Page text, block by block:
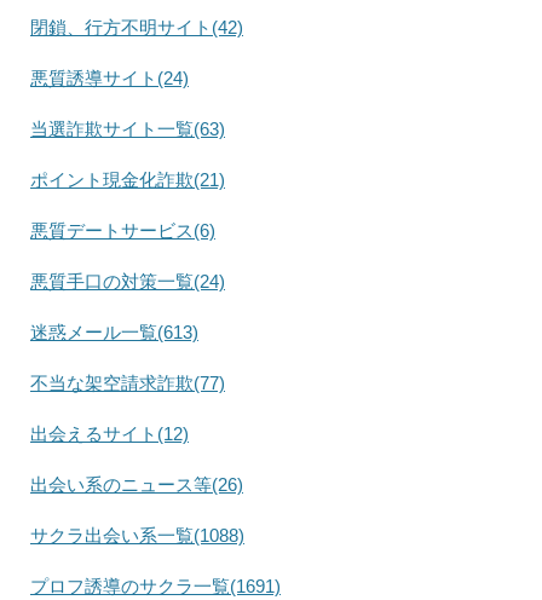
閉鎖、行方不明サイト(42)
悪質誘導サイト(24)
当選詐欺サイト一覧(63)
ポイント現金化詐欺(21)
悪質デートサービス(6)
悪質手口の対策一覧(24)
迷惑メール一覧(613)
不当な架空請求詐欺(77)
出会えるサイト(12)
出会い系のニュース等(26)
サクラ出会い系一覧(1088)
プロフ誘導のサクラ一覧(1691)